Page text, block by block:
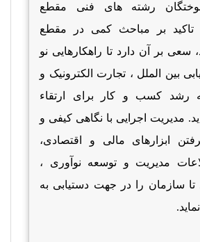
رشته های فنی مقطع
تاکید بر مباحث کمی در مقطع
بر آن دارد تا راهکارهایی نو
بین الملل ، تجارت الکترونیک و
رشد کسب و کار برای ارتقاء
مدیریت اجرایی با نگاهی کیفی و
ابزارهای مالی و اقتصادی،
مدیریت و توسعه نوآوری ،
سازمان را در جهت دستیابی به